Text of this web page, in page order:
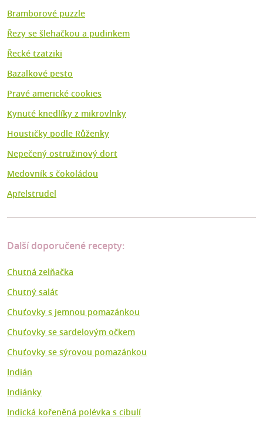
Bramborové puzzle
Řezy se šlehačkou a pudinkem
Řecké tzatziki
Bazalkové pesto
Pravé americké cookies
Kynuté knedlíky z mikrovlnky
Houstičky podle Růženky
Nepečený ostružinový dort
Medovník s čokoládou
Apfelstrudel
Další doporučené recepty:
Chutná zelňačka
Chutný salát
Chuťovky s jemnou pomazánkou
Chuťovky se sardelovým očkem
Chuťovky se sýrovou pomazánkou
Indián
Indiánky
Indická kořeněná polévka s cibulí